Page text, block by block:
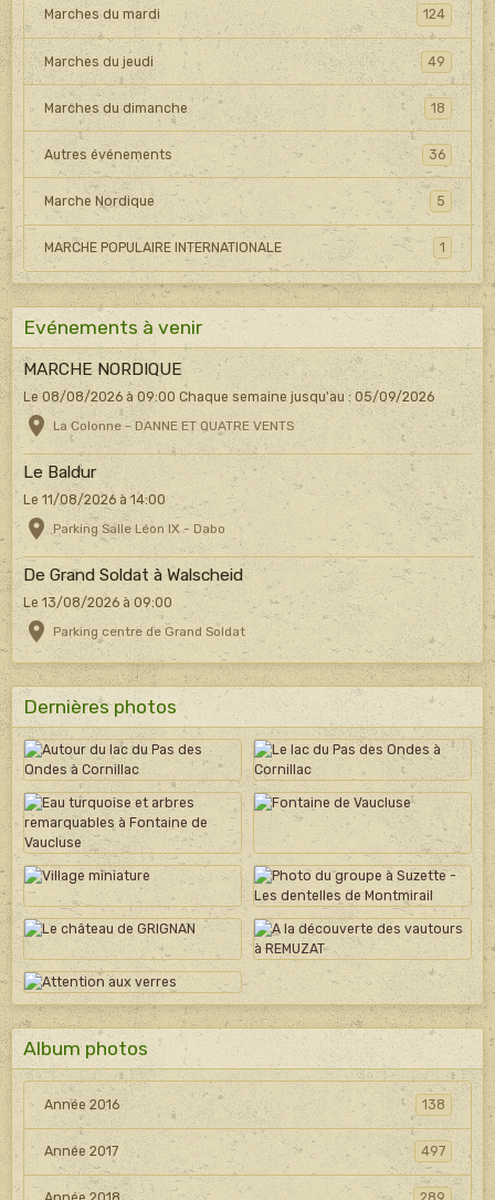
Marches du mardi 124
Marches du jeudi 49
Marches du dimanche 18
Autres événements 36
Marche Nordique 5
MARCHE POPULAIRE INTERNATIONALE 1
Evénements à venir
MARCHE NORDIQUE
Le 08/08/2026 à 09:00 Chaque semaine jusqu'au : 05/09/2026
La Colonne - DANNE ET QUATRE VENTS
Le Baldur
Le 11/08/2026 à 14:00
Parking Salle Léon IX - Dabo
De Grand Soldat à Walscheid
Le 13/08/2026 à 09:00
Parking centre de Grand Soldat
Dernières photos
Album photos
Année 2016 138
Année 2017 497